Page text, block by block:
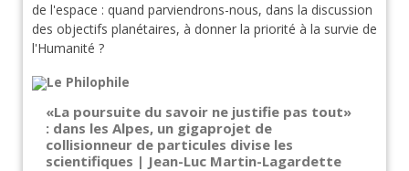
de l'espace : quand parviendrons-nous, dans la discussion
des objectifs planétaires, à donner la priorité à la survie de
l'Humanité ?
«La poursuite du savoir ne justifie pas tout»
: dans les Alpes, un gigaprojet de
collisionneur de particules divise les
scientifiques | Jean-Luc Martin-Lagardette